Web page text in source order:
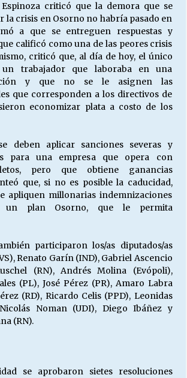
criticó que la demora que se
la crisis en Osorno no habría pasado en
a que se entreguen respuestas y
calificó como una de las peores crisis
criticó que, al día de hoy, el único
un trabajador que laboraba en una
y que no se le asignen las
que corresponden a los directivos de
economizar plata a costo de los
deben aplicar sanciones severas y
para una empresa que opera con
pero que obtiene ganancias
que, si no es posible la caducidad,
apliquen millonarias indemnizaciones
un plan Osorno, que le permita
participaron los/as diputados/as
Renato Garín (IND), Gabriel Ascencio
(RN), Andrés Molina (Evópoli),
(PL), José Pérez (PR), Amaro Labra
(RD), Ricardo Celis (PPD), Leonidas
Noman (UDI), Diego Ibáñez y
(RN).
se aprobaron sietes resoluciones